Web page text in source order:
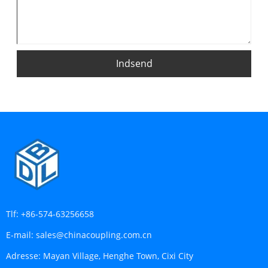
Indsend
Tlf: +86-574-63256658
E-mail: sales@chinacoupling.com.cn
Adresse: Mayan Village, Henghe Town, Cixi City